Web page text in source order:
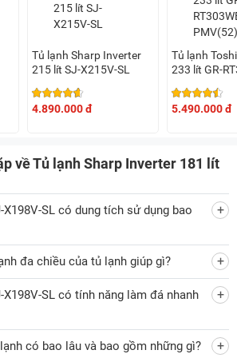
đa chiều hiện đại. Đây là công nghệ làm
nhiều mẫu tủ lạnh hiện nay. Với công
thổi các luồng khí lạnh ra từ nhiều vị trí
tủ được làm lạnh đồng đều, nhanh
thực phẩm ở mọi ngóc ngách đều
tối ưu, tươi ngon trong thời gian
tử bạc Ag+ khử mùi hiệu quả
lạnh đa chiều, tủ lạnh Sharp 181 lít SJ-
hợp bộ lọc tinh thể bạc Ag+. Với
sẽ tạo ra các phân tử bạc Ag+ để làm
của các vi khuẩn bên trong ngăn
môi trường bảo quản tối ưu, luôn
đó, thực phẩm có thể lưu trữ lâu dài
biệt khi mở cửa tủ lạnh bạn sẽ
Tủ lạnh Sharp Inverter
215 lít SJ-X215V-SL
4.890.000 đ
Tủ lạnh
233 lít GR-
5.490.000 đ
về Tủ lạnh Sharp Inverter 181 lít
X198V-SL có dung tích sử dụng bao
đa chiều của tủ lạnh giúp gì?
X198V-SL có tính năng làm đá nhanh
có bao lâu và bao gồm những gì?